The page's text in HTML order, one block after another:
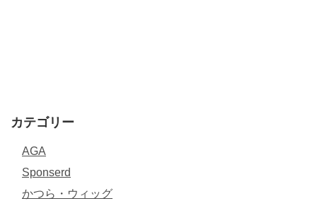
カテゴリー
AGA
Sponserd
かつら・ウィッグ